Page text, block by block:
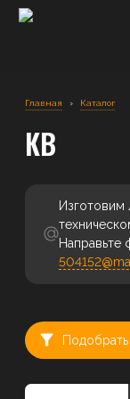
Котлы
Котлы на дровах
Главная › Каталог
КВ
Направьте
Подобрать